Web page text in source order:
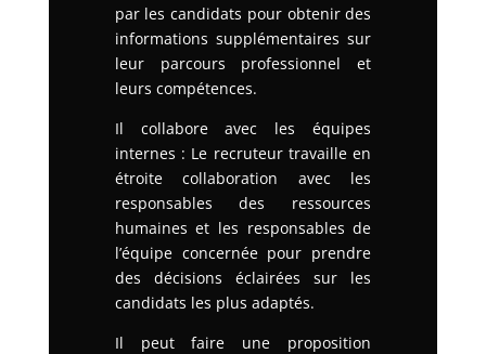
par les candidats pour obtenir des
informations supplémentaires sur
leur parcours professionnel et
leurs compétences.
Il collabore avec les équipes
internes : Le recruteur travaille en
étroite collaboration avec les
responsables des ressources
humaines et les responsables de
l’équipe concernée pour prendre
des décisions éclairées sur les
candidats les plus adaptés.
Il peut faire une proposition